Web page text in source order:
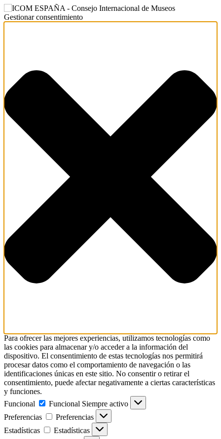
Gestionar consentimiento
Para ofrecer las mejores experiencias, utilizamos tecnologías como
las cookies para almacenar y/o acceder a la información del
dispositivo. El consentimiento de estas tecnologías nos permitirá
procesar datos como el comportamiento de navegación o las
identificaciones únicas en este sitio. No consentir o retirar el
consentimiento, puede afectar negativamente a ciertas características
y funciones.
Funcional
Funcional Siempre activo
Preferencias
Preferencias
Estadísticas
Estadísticas